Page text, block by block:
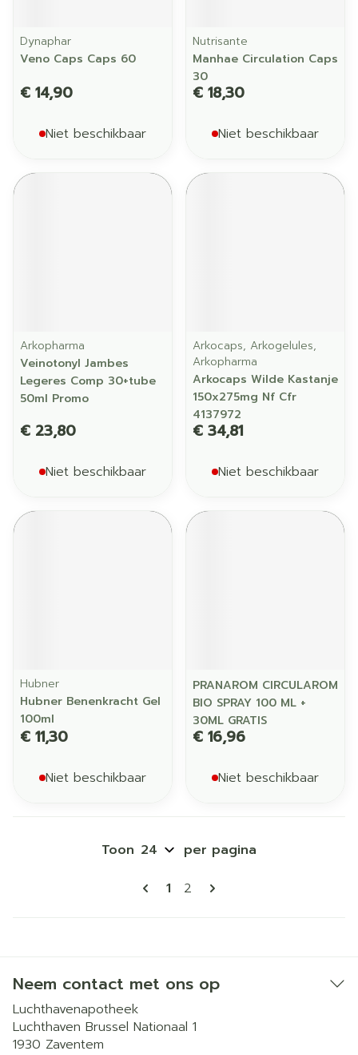
Dynaphar
Veno Caps Caps 60
€ 14,90
Niet beschikbaar
Nutrisante
Manhae Circulation Caps
30
€ 18,30
Niet beschikbaar
Arkopharma
Veinotonyl Jambes
Legeres Comp 30+tube
50ml Promo
€ 23,80
Niet beschikbaar
Arkocaps, Arkogelules,
Arkopharma
Arkocaps Wilde Kastanje
150x275mg Nf Cfr
4137972
€ 34,81
Niet beschikbaar
Hubner
Hubner Benenkracht Gel
100ml
€ 11,30
Niet beschikbaar
PRANAROM CIRCULAROM
BIO SPRAY 100 ML +
30ML GRATIS
€ 16,96
Niet beschikbaar
Pagina's
U lees momenteel pagina
1 Pagina
2
Toon per pagina
Neem contact met ons op
Luchthavenapotheek
Luchthaven Brussel Nationaal 1
1930 Zaventem